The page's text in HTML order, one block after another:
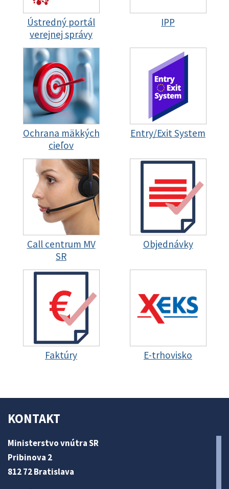
Ústredný portál
verejnej správy
IPP
Ochrana mäkkých
cieľov
Entry/Exit System
Call centrum MV
SR
Objednávky
Faktúry E-trhovisko
KONTAKT
Ministerstvo vnútra SR
Pribinova 2
812 72 Bratislava